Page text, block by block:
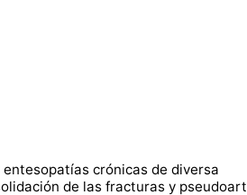
crónicas de diversa
de las fracturas y